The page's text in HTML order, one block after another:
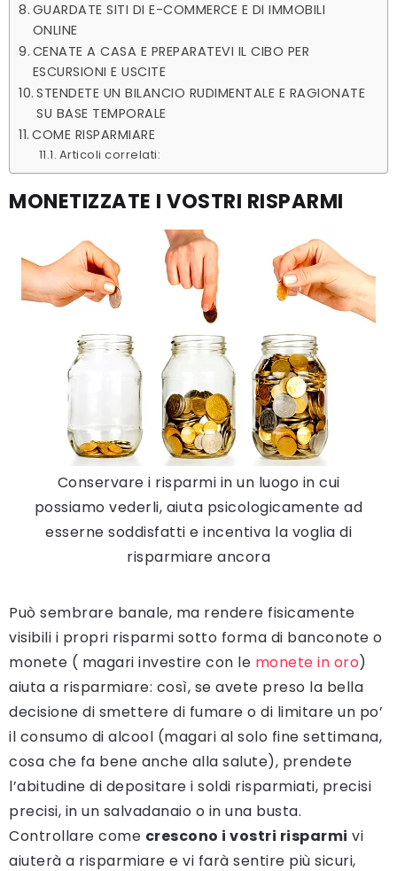
GUARDATE SITI DI E-COMMERCE E DI IMMOBILI
ONLINE
CENATE A CASA E PREPARATEVI IL CIBO PER
ESCURSIONI E USCITE
STENDETE UN BILANCIO RUDIMENTALE E RAGIONATE
SU BASE TEMPORALE
COME RISPARMIARE
Articoli correlati:
MONETIZZATE I VOSTRI RISPARMI
Conservare i risparmi in un luogo in cui
possiamo vederli, aiuta psicologicamente ad
esserne soddisfatti e incentiva la voglia di
risparmiare ancora
Può sembrare banale, ma rendere fisicamente
visibili i propri risparmi sotto forma di banconote o
monete ( magari investire con le monete in oro)
aiuta a risparmiare: così, se avete preso la bella
decisione di smettere di fumare o di limitare un po’
il consumo di alcool (magari al solo fine settimana,
cosa che fa bene anche alla salute), prendete
l’abitudine di depositare i soldi risparmiati, precisi
precisi, in un salvadanaio o in una busta.
Controllare come crescono i vostri risparmi vi
aiuterà a risparmiare e vi farà sentire più sicuri,